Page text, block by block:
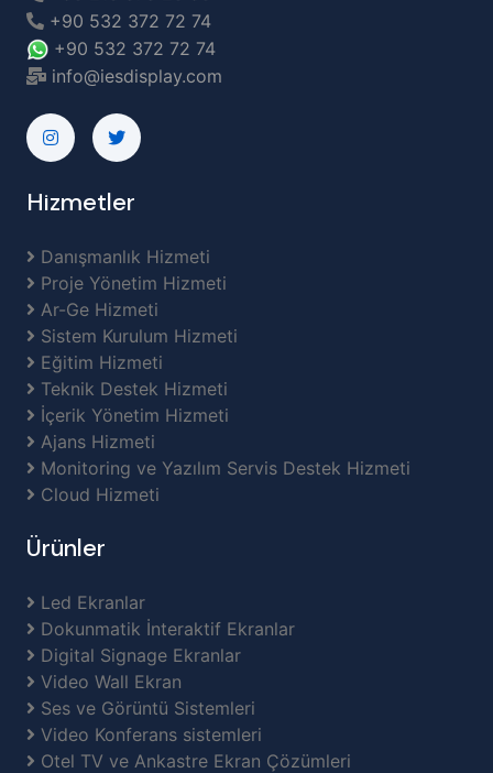
+90 532 372 72 74
+90 532 372 72 74
info@iesdisplay.com
Hizmetler
Danışmanlık Hizmeti
Proje Yönetim Hizmeti
Ar-Ge Hizmeti
Sistem Kurulum Hizmeti
Eğitim Hizmeti
Teknik Destek Hizmeti
İçerik Yönetim Hizmeti
Ajans Hizmeti
Monitoring ve Yazılım Servis Destek Hizmeti
Cloud Hizmeti
Ürünler
Led Ekranlar
Dokunmatik İnteraktif Ekranlar
Digital Signage Ekranlar
Video Wall Ekran
Ses ve Görüntü Sistemleri
Video Konferans sistemleri
Otel TV ve Ankastre Ekran Çözümleri